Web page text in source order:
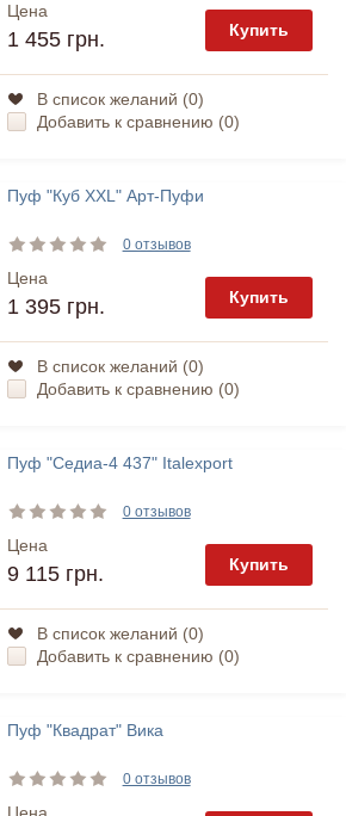
Цена
1 455 грн. Купить
В список желаний (0)
Добавить к сравнению (0)
Пуф "Куб XXL" Арт-Пуфи
0 отзывов
Цена
1 395 грн. Купить
В список желаний (0)
Добавить к сравнению (0)
Пуф "Седиа-4 437" Italexport
0 отзывов
Цена
9 115 грн. Купить
В список желаний (0)
Добавить к сравнению (0)
Пуф "Квадрат" Вика
0 отзывов